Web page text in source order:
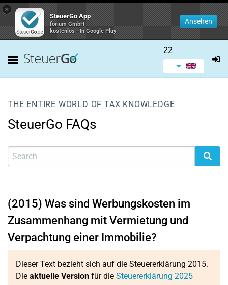
×
SteuerGo App
forium GmbH
kostenlos - In Google Play
Ansehen
22
THE ENTIRE WORLD OF TAX KNOWLEDGE
SteuerGo FAQs
(2015) Was sind Werbungskosten im
Zusammenhang mit Vermietung und
Verpachtung einer Immobilie?
Dieser Text bezieht sich auf die Steuererklärung 2015.
Die aktuelle Version für die Steuererklärung 2025